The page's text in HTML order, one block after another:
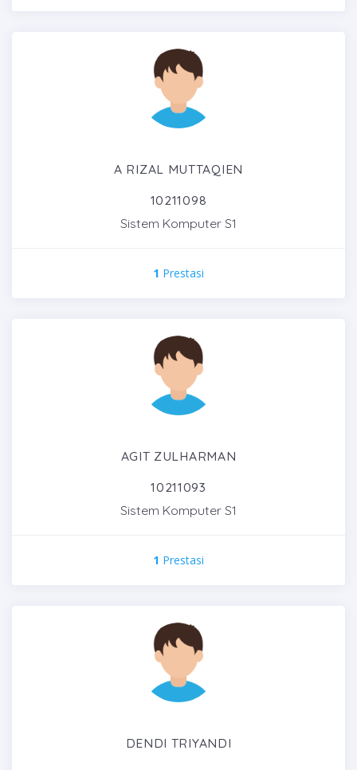
A RIZAL MUTTAQIEN
10211098
Sistem Komputer S1
1 Prestasi
AGIT ZULHARMAN
10211093
Sistem Komputer S1
1 Prestasi
DENDI TRIYANDI